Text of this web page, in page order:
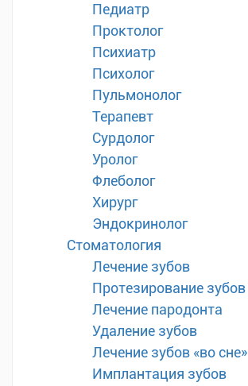
Педиатр
Проктолог
Психиатр
Психолог
Пульмонолог
Терапевт
Сурдолог
Уролог
Флеболог
Хирург
Эндокринолог
Стоматология
Лечение зубов
Протезирование зубов
Лечение пародонта
Удаление зубов
Лечение зубов «во сне»
Имплантация зубов